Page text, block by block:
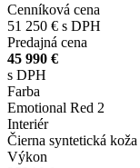
Cenníková cena
51 250 € s DPH
Predajná cena
45 990 €
s DPH
Farba
Emotional Red 2
Interiér
Čierna syntetická koža
Výkon